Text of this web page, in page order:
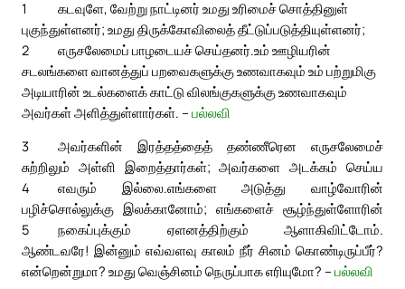
1
கடவுளே, வேற்று நாட்டினர் உமது உரிமைச் சொத்தினுள்
புகுந்துள்ளனர்; உமது திருக்கோவிலைத் தீட்டுப்படுத்தியுள்ளனர்;
எருசலேமைப் பாழடையச் செய்தனர்.
2
உம் ஊழியரின்
சடலங்களை வானத்துப் பறவைகளுக்கு உணவாகவும் உம் பற்றுமிகு
அடியாரின் உடல்களைக் காட்டு விலங்குகளுக்கு உணவாகவும்
அவர்கள் அளித்துள்ளார்கள். – பல்லவி
3
அவர்களின் இரத்தத்தைத் தண்ணீரென எருசலேமைச்
சுற்றிலும் அள்ளி இறைத்தார்கள்; அவர்களை அடக்கம் செய்ய
எவரும் இல்லை.
4
எங்களை அடுத்து வாழ்வோரின்
பழிச்சொல்லுக்கு இலக்கானோம்; எங்களைச் சூழ்ந்துள்ளோரின்
நகைப்புக்கும் ஏளனத்திற்கும் ஆளாகிவிட்டோம்.
5
ஆண்டவரே! இன்னும் எவ்வளவு காலம் நீர் சினம் கொண்டிருப்பீர்?
என்றென்றுமா? உமது வெஞ்சினம் நெருப்பாக எரியுமோ? – பல்லவி